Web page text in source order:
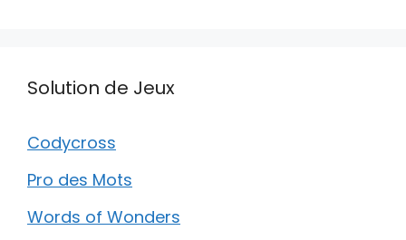
Solution de Jeux
Codycross
Pro des Mots
Words of Wonders